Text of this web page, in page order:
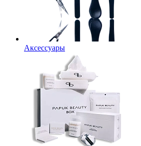
Аксессуары